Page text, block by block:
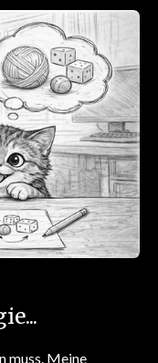
muss. Meine